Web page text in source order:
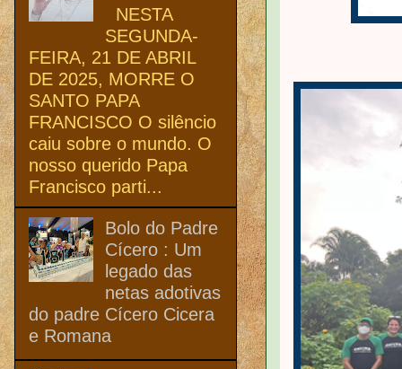
NESTA
SEGUNDA-
FEIRA, 21 DE ABRIL
DE 2025, MORRE O
SANTO PAPA
FRANCISCO O silêncio
caiu sobre o mundo. O
nosso querido Papa
Francisco parti...
Bolo do Padre
Cícero : Um
legado das
netas adotivas
do padre Cícero Cicera
e Romana